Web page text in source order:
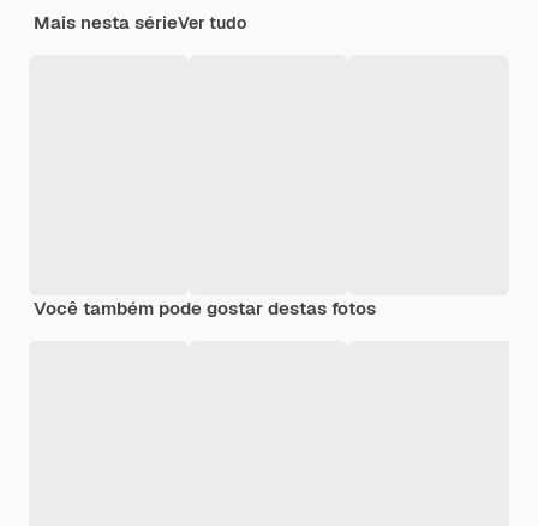
Mais nesta sérieVer tudo
Você também pode gostar destas fotos